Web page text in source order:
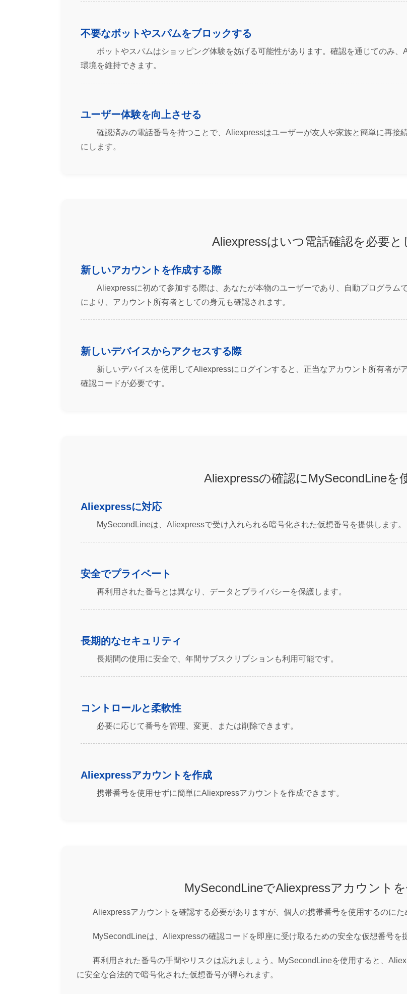
不要なボットやスパムをブロックする
ボットやスパムはショッピング体験を妨げる可能性があります。確認を通じてのみ
環境を維持できます。
ユーザー体験を向上させる
確認済みの電話番号を持つことで、Aliexpressはユーザーが友人や家族と簡単に再接
にします。
Aliexpressはいつ電話確認を必要と
新しいアカウントを作成する際
Aliexpressに初めて参加する際は、あなたが本物のユーザーであり、自動プログラム
により、アカウント所有者としての身元も確認されます。
新しいデバイスからアクセスする際
新しいデバイスを使用してAliexpressにログインすると、正当なアカウント所有者が
確認コードが必要です。
Aliexpressの確認にMySecondLineを
Aliexpressに対応
MySecondLineは、Aliexpressで受け入れられる暗号化された仮想番号を提供します。
安全でプライベート
再利用された番号とは異なり、データとプライバシーを保護します。
長期的なセキュリティ
長期間の使用に安全で、年間サブスクリプションも利用可能です。
コントロールと柔軟性
必要に応じて番号を管理、変更、または削除できます。
Aliexpressアカウントを作成
携帯番号を使用せずに簡単にAliexpressアカウントを作成できます。
MySecondLineでAliexpressアカウント
Aliexpressアカウントを確認する必要がありますが、個人の携帯番号を使用するのにた
MySecondLineは、Aliexpressの確認コードを即座に受け取るための安全な仮想番号を
再利用された番号の手間やリスクは忘れましょう。MySecondLineを使用すると、
に安全な合法的で暗号化された仮想番号が得られます。